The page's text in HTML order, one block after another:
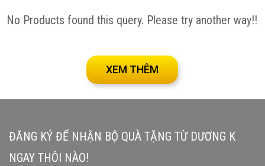
No Products found this query. Please try another way!!
XEM THÊM
ĐĂNG KÝ ĐỂ NHẬN BỘ QUÀ TẶNG TỪ DƯƠNG K
NGAY THÔI NÀO!